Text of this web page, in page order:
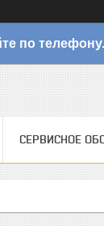
по телефону.
СЕРВИСНОЕ